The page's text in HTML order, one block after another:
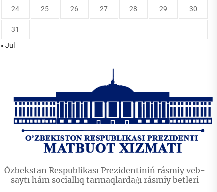
24 25 26 27 28 29 30
31
« Jul
Ózbekstan Respublikası Prezidentiniń rásmiy veb-
saytı hám sociallıq tarmaqlardaǵı rásmiy betleri